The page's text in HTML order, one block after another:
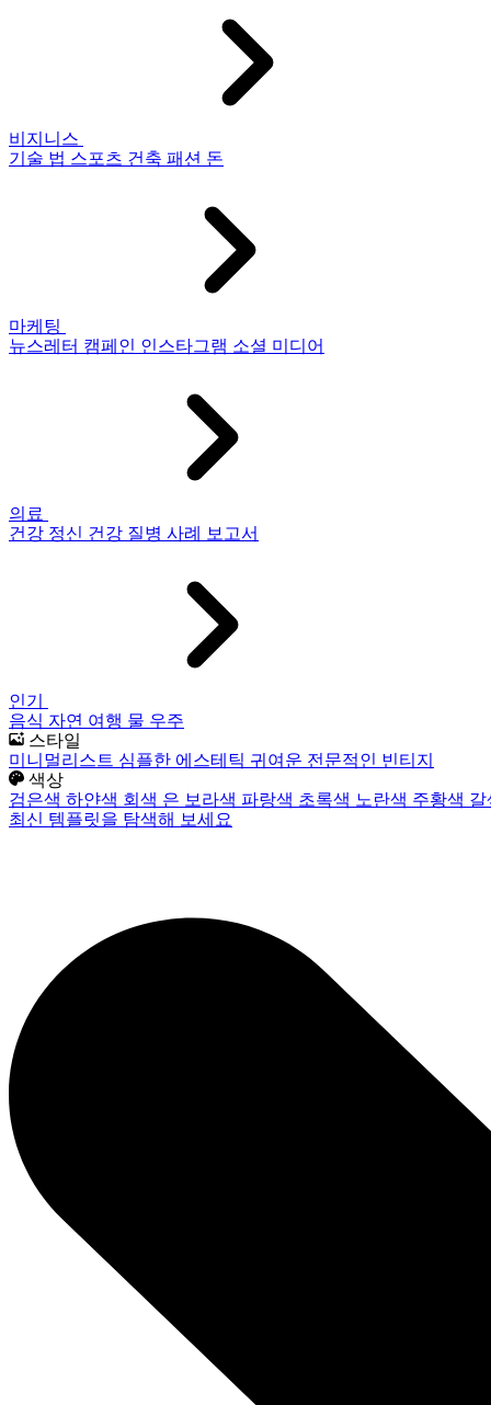
비지니스
기술 법 스포츠 건축 패션 돈
마케팅
뉴스레터 캠페인 인스타그램 소셜 미디어
의료
건강 정신 건강 질병 사례 보고서
인기
음식 자연 여행 물 우주
스타일
미니멀리스트 심플한 에스테틱 귀여운 전문적인 빈티지
색상
검은색 하얀색 회색 은 보라색 파랑색 초록색 노란색 주황색
최신 템플릿을 탐색해 보세요